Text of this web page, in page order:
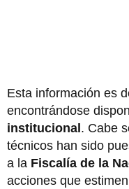
Esta información es
encontrándose
institucional. Cabe
técnicos han sido
a la Fiscalía de la
acciones que